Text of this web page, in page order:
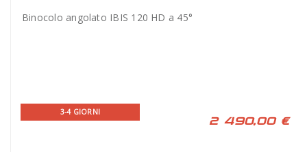
Binocolo angolato IBIS 120 HD a 45°
3-4 GIORNI
2 490,00 €